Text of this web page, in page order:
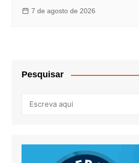
7 de agosto de 2026
Pesquisar